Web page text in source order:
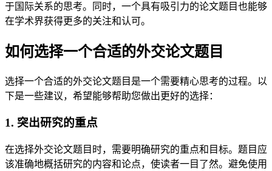
于国际关系的思考。同时，一个具有吸引力的论文题目也能够
在学术界获得更多的关注和认可。
如何选择一个合适的外交论文题目
选择一个合适的外交论文题目是一个需要精心思考的过程。以
下是一些建议，希望能够帮助您做出更好的选择：
1. 突出研究的重点
在选择外交论文题目时，需要明确研究的重点和目标。题目应
该准确地概括研究的内容和论点，使读者一目了然。避免使用